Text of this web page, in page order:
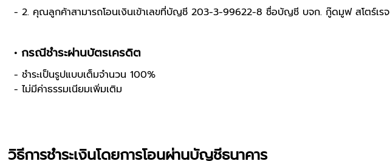
- 2. คุณลูกค้าสามารถโอนเงินเข้าเลขที่บัญชี 203-3-99622-8 ชื่อบัญชี บจก. กู๊ดมูฟ สโตร์เรจ
• กรณีชำระผ่านบัตรเครดิต
- ชำระเป็นรูปแบบเต็มจำนวน 100%
- ไม่มีค่าธรรมเนียมเพิ่มเติม
วิธีการชำระเงินโดยการโอนผ่านบัญชีธนาคาร